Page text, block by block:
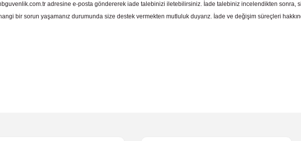
adresine e-posta göndererek iade talebinizi iletebilirsiniz. İade talebiniz incelendikten sonra,
bir sorun yaşamanız durumunda size destek vermekten mutluluk duyarız. İade ve değişim süreçleri